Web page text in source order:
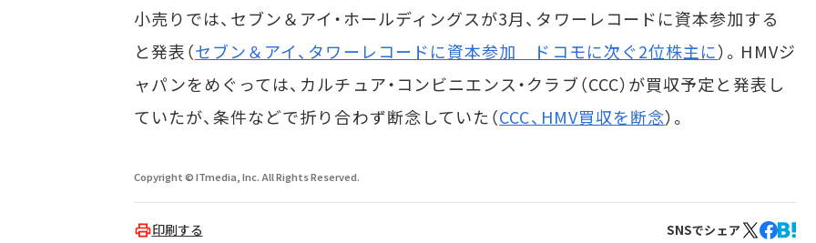
小売りでは、セブン＆アイ・ホールディングスが3月、タワーレコードに資本参加する
と発表（セブン＆アイ、タワーレコードに資本参加 ドコモに次ぐ2位株主に）。HMVジ
ャパンをめぐっては、カルチュア・コンビニエンス・クラブ（CCC）が買収予定と発表し
ていたが、条件などで折り合わず断念していた（CCC、HMV買収を断念）。
Copyright © ITmedia, Inc. All Rights Reserved.
印刷する SNSでシェア